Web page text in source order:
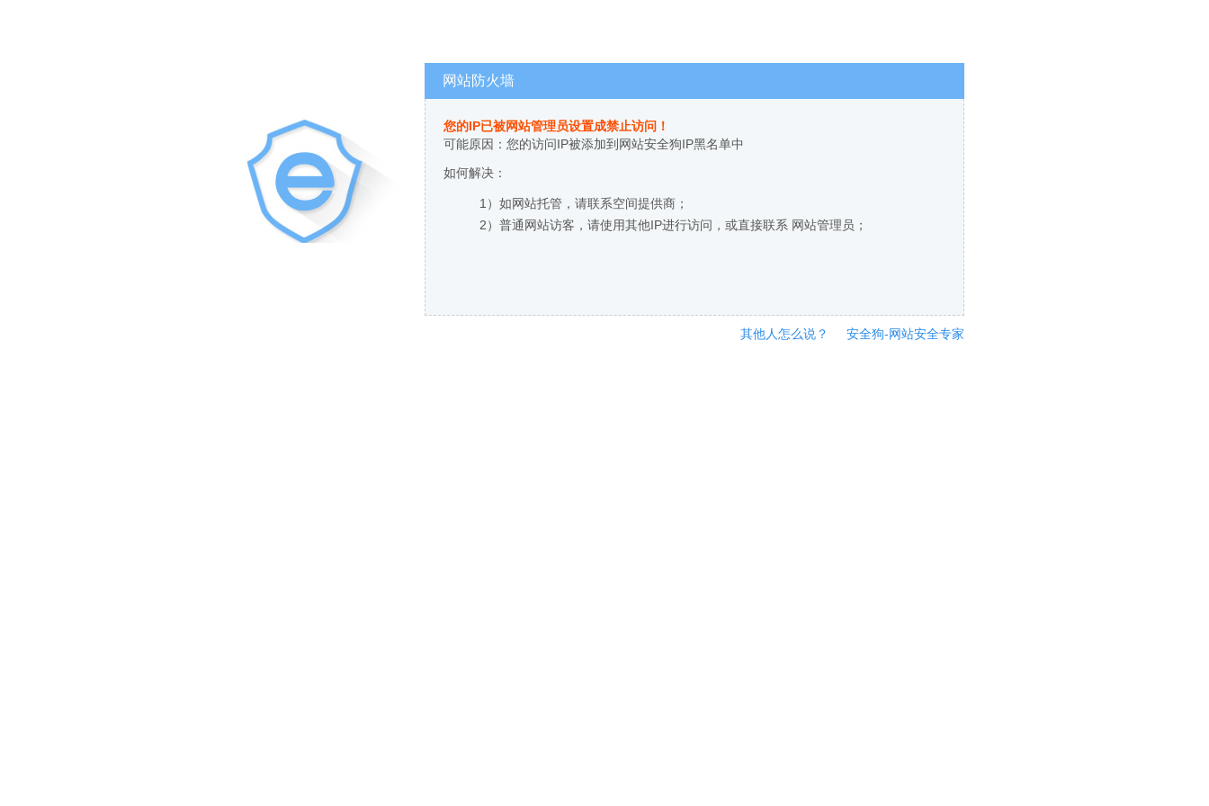
网站防火墙
您的IP已被网站管理员设置成禁止访问！
可能原因：您的访问IP被添加到网站安全狗IP黑名单中
如何解决：
1）如网站托管，请联系空间提供商；
2）普通网站访客，请使用其他IP进行访问，或直接联系 网站管理员；
其他人怎么说？ 安全狗-网站安全专家